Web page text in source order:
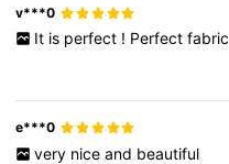
v***0
It is perfect ! Perfect fabric
e***0
very nice and beautiful